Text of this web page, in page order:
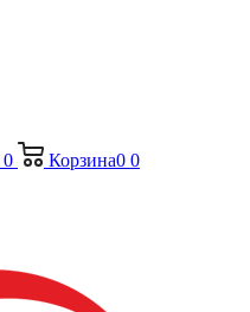
0 Корзина0 0